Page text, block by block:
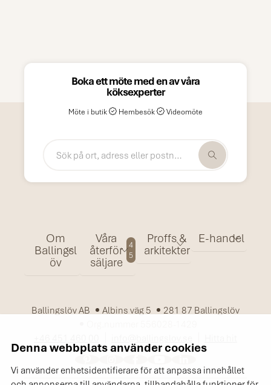
Denna webbplats använder cookies
Vi använder enhetsidentifierare för att anpassa innehållet
Boka ett möte med en av våra
köksexperter
Möte i butik Hembesök Videomöte
Om
Ballingsl
öv
Våra
återför
säljare
4
5
Proffs &
arkitekter
E-handel
Ballingslöv AB Albins väg 5
281 87 Ballingslöv